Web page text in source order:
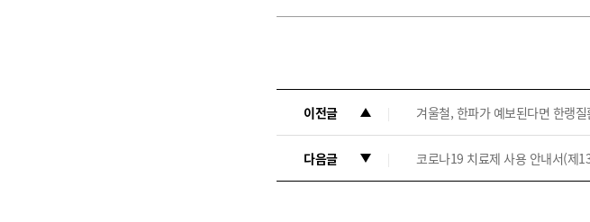
이전글 겨울철, 한파가 예보된다면 한랭
다음글 코로나19 치료제 사용 안내서(제